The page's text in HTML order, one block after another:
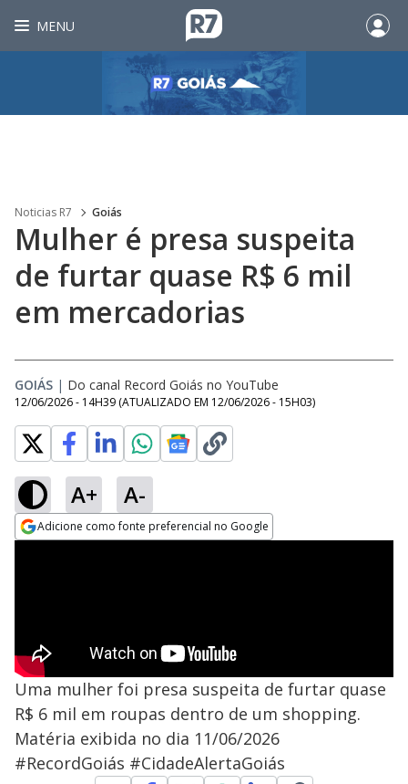
MENU
Noticias R7 Goiás
Mulher é presa suspeita
de furtar quase R$ 6 mil
em mercadorias
GOIÁS | Do canal Record Goiás no YouTube
12/06/2026 - 14H39 (ATUALIZADO EM 12/06/2026 - 15H03)
A+ A-
Adicione como fonte preferencial no Google
Uma mulher foi presa suspeita de furtar quase
R$ 6 mil em roupas dentro de um shopping.
Matéria exibida no dia 11/06/2026
#RecordGoiás #CidadeAlertaGoiás